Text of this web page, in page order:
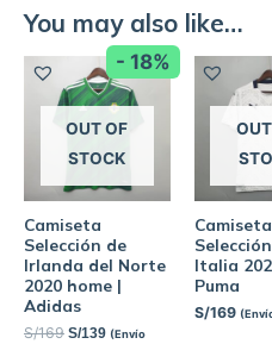
You may also like…
- 18%
OUT OF
STOCK
Camiseta
Selección de
Irlanda del Norte
2020 home |
Adidas
S/169 S/139 (Envío
Camiseta
Italia
Puma
S/169